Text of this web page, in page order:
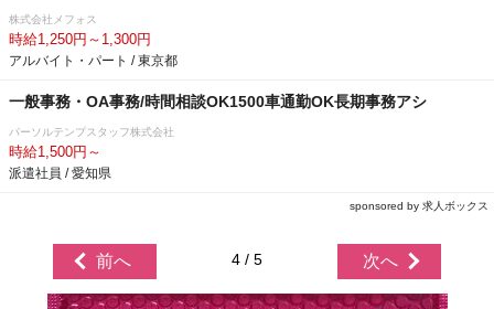
株式会社メフォス
時給1,250円～1,300円
アルバイト・パート / 東京都
一般事務・OA事務/時間相談OK1500車通勤OK長期事務アシ
パーソルテンプスタッフ株式会社
時給1,500円～
派遣社員 / 愛知県
sponsored by 求人ボックス
前へ 4 / 5 次へ